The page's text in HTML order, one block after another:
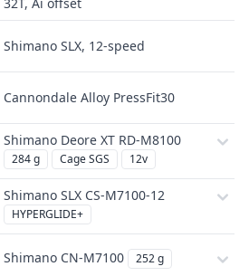
Shimano SLX, 12-speed
Cannondale Alloy PressFit30
Shimano Deore XT RD-M8100
284 g Cage SGS 12v
Shimano SLX CS-M7100-12
HYPERGLIDE+
Shimano CN-M7100 252 g